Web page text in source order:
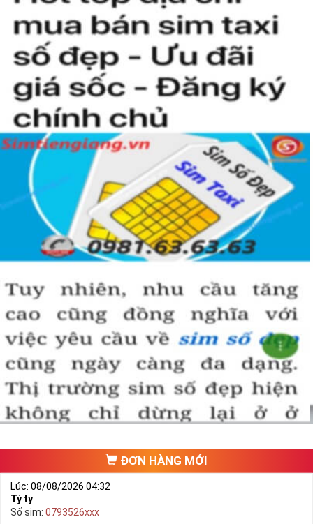
ĐƠN HÀNG MỚI
Lúc: 08/08/2026 04:32
Tý ty
Số sim: 0793526xxx